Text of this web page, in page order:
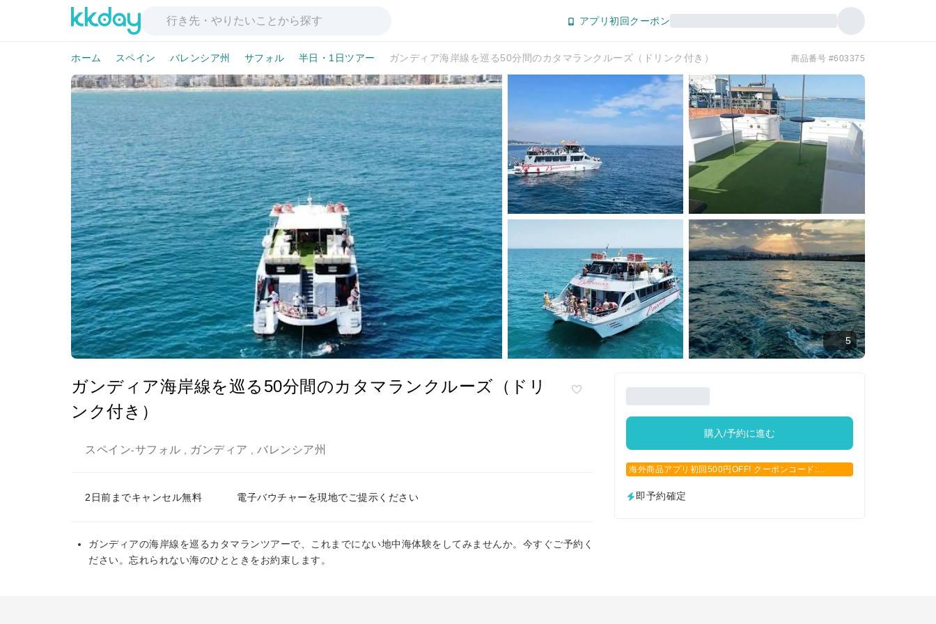
アプリ初回クーポン
ホーム スペイン バレンシア州 サフォル 半日・1日ツアー ガンディア海岸線を巡る50分間のカタマランクルーズ（ドリンク付き） 商品番号 #603375
5
ガンディア海岸線を巡る50分間のカタマランクルーズ（ドリ
ンク付き）
スペイン-サフォル ガンディア バレンシア州
2日前までキャンセル無料 電子バウチャーを現地でご提示ください
ガンディアの海岸線を巡るカタマランツアーで、これまでにない地中海体験をしてみませんか。今すぐご予約く
ださい。忘れられない海のひとときをお約束します。
購入/予約に進む
海外商品アプリ初回500円OFF! クーポンコード:
即予約確定